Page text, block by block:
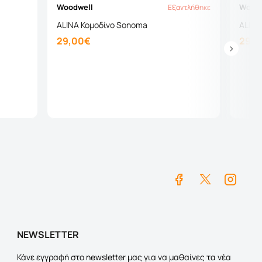
Εξαντλήθηκε
Woodwell Εξαντλήθηκε
ALINA Κομοδίνο Sonoma
29,00€
NEWSLETTER
Κάνε εγγραφή στο newsletter μας για να μαθαίνες τα νέα